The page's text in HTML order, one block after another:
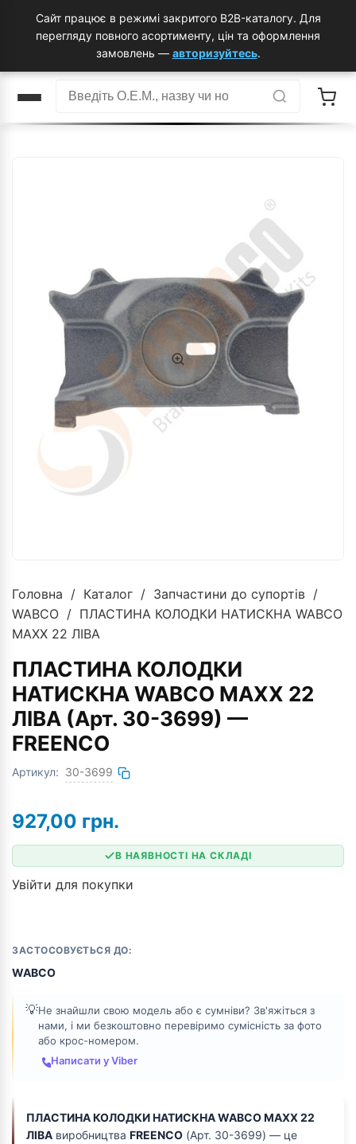
Головна / Каталог / Запчастини до супортів /
WABCO / ПЛАСТИНА КОЛОДКИ НАТИСКНА WABCO
MAXX 22 ЛІВА
ПЛАСТИНА КОЛОДКИ
НАТИСКНА WABCO MAXX 22
ЛІВА (Арт. 30-3699) —
FREENCO
Артикул: 30-3699
ЗАСТОСОВУЄТЬСЯ ДО:
WABCO
💡Не знайшли свою модель або є сумніви? Зв'яжіться з
нами, і ми безкоштовно перевіримо сумісність за фото
або крос-номером.
Написати у Viber
927,00 грн.
В НАЯВНОСТІ НА СКЛАДІ
Увійти для покупки
ПЛАСТИНА КОЛОДКИ НАТИСКНА WABCO MAXX 22
ЛІВА виробництва FREENCO (Арт. 30-3699) — це
Сайт працює в режимі закритого B2B-каталогу. Для
перегляду повного асортименту, цін та оформлення
замовлень — авторизуйтесь.